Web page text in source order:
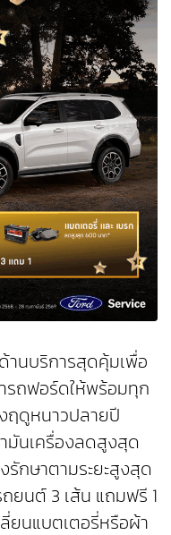
านบริการสุดคุ้มเพื่อ
รถฟอร์ดให้พร้อมทุก
ฤดูหนาวปลายปี
มันเครื่องลดสูงสุด
กษาตามระยะสูงสุด
ยนต์ 3 เส้น แถมฟรี 1
ยนแบตเตอรี่หรือผ้า